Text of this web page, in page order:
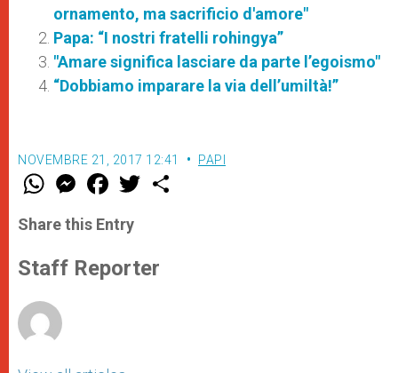
ornamento, ma sacrificio d'amore"
Papa: “I nostri fratelli rohingya”
"Amare significa lasciare da parte l’egoismo"
“Dobbiamo imparare la via dell’umiltà!”
NOVEMBRE 21, 2017 12:41 PAPI
W
t
s
p
p
M
e
s
e
g
e
F
a
e
b
o
k
w
r
Share this Entry
Staff Reporter